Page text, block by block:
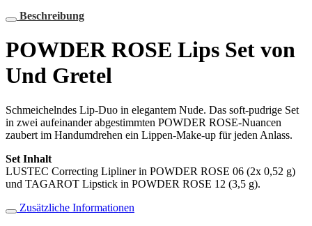
Beschreibung
POWDER ROSE Lips Set von
Und Gretel
Schmeichelndes Lip-Duo in elegantem Nude. Das soft-pudrige Set
in zwei aufeinander abgestimmten POWDER ROSE-Nuancen
zaubert im Handumdrehen ein Lippen-Make-up für jeden Anlass.
Set Inhalt
LUSTEC Correcting Lipliner in POWDER ROSE 06 (2x 0,52 g)
und TAGAROT Lipstick in POWDER ROSE 12 (3,5 g).
Zusätzliche Informationen